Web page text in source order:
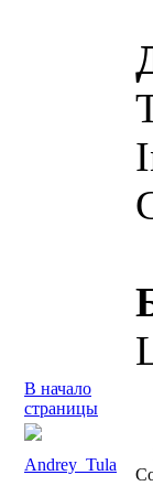
В начало
страницы
Andrey_Tula